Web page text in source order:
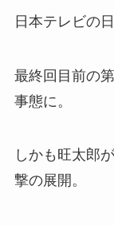
日本テレビの
最終回目前の
事態に。
しかも旺太郎
撃の展開。